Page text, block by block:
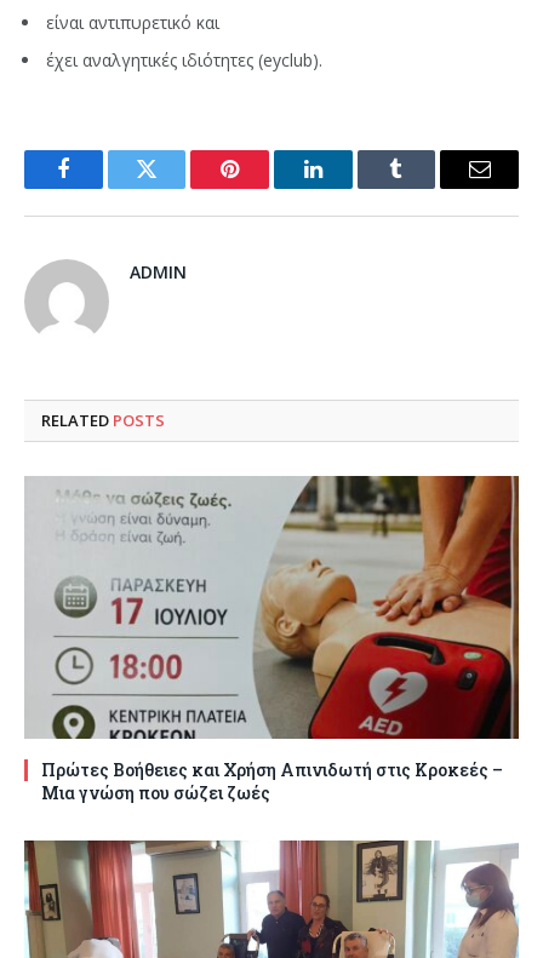
είναι αντιπυρετικό και
έχει αναλγητικές ιδιότητες (eyclub).
FacebookTwitter Pinterest LinkedInTumblr Email
ADMIN
RELATED POSTS
Πρώτες Βοήθειες και Χρήση Απινιδωτή στις Κροκεές –
Μια γνώση που σώζει ζωές